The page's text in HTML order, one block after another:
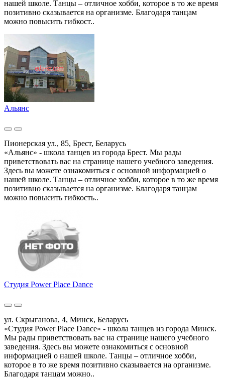
нашей школе. Танцы – отличное хобби, которое в то же время
позитивно сказывается на организме. Благодаря танцам
можно повысить гибкост..
Альянс
Пионерская ул., 85, Брест, Беларусь
«Альянс» - школа танцев из города Брест. Мы рады
приветствовать вас на странице нашего учебного заведения.
Здесь вы можете ознакомиться с основной информацией о
нашей школе. Танцы – отличное хобби, которое в то же время
позитивно сказывается на организме. Благодаря танцам
можно повысить гибкость..
Студия Power Place Dance
ул. Скрыганова, 4, Минск, Беларусь
«Студия Power Place Dance» - школа танцев из города Минск.
Мы рады приветствовать вас на странице нашего учебного
заведения. Здесь вы можете ознакомиться с основной
информацией о нашей школе. Танцы – отличное хобби,
которое в то же время позитивно сказывается на организме.
Благодаря танцам можно..